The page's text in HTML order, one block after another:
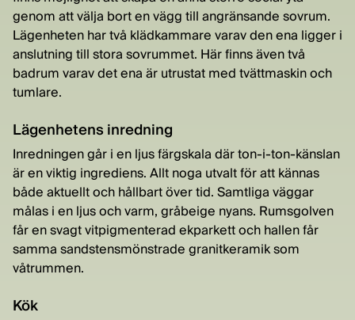
genom att välja bort en vägg till angränsande sovrum.
Lägenheten har två klädkammare varav den ena ligger i
anslutning till stora sovrummet. Här finns även två
badrum varav det ena är utrustat med tvättmaskin och
tumlare.
Lägenhetens inredning
Inredningen går i en ljus färgskala där ton-i-ton-känslan
är en viktig ingrediens. Allt noga utvalt för att kännas
både aktuellt och hållbart över tid. Samtliga väggar
målas i en ljus och varm, gråbeige nyans. Rumsgolven
får en svagt vitpigmenterad ekparkett och hallen får
samma sandstensmönstrade granitkeramik som
våtrummen.
Kök